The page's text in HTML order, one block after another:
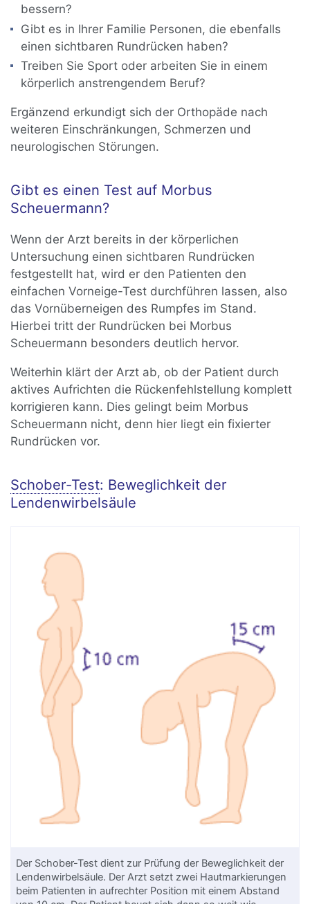
bessern?
Gibt es in Ihrer Familie Personen, die ebenfalls
einen sichtbaren Rundrücken haben?
Treiben Sie Sport oder arbeiten Sie in einem
körperlich anstrengendem Beruf?
Ergänzend erkundigt sich der Orthopäde nach
weiteren Einschränkungen, Schmerzen und
neurologischen Störungen.
Gibt es einen Test auf Morbus
Scheuermann?
Wenn der Arzt bereits in der körperlichen
Untersuchung einen sichtbaren Rundrücken
festgestellt hat, wird er den Patienten den
einfachen Vorneige-Test durchführen lassen, also
das Vornüberneigen des Rumpfes im Stand.
Hierbei tritt der Rundrücken bei Morbus
Scheuermann besonders deutlich hervor.
Weiterhin klärt der Arzt ab, ob der Patient durch
aktives Aufrichten die Rückenfehlstellung komplett
korrigieren kann. Dies gelingt beim Morbus
Scheuermann nicht, denn hier liegt ein fixierter
Rundrücken vor.
Schober-Test: Beweglichkeit der
Lendenwirbelsäule
Der Schober-Test dient zur Prüfung der Beweglichkeit der
Lendenwirbelsäule. Der Arzt setzt zwei Hautmarkierungen
beim Patienten in aufrechter Position mit einem Abstand